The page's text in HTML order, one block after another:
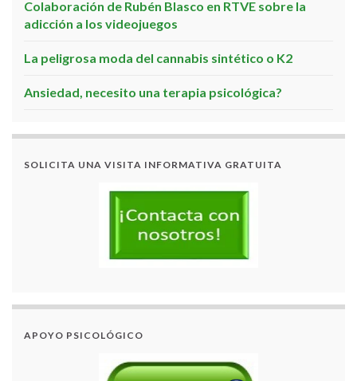
Colaboración de Rubén Blasco en RTVE sobre la
adicción a los videojuegos
La peligrosa moda del cannabis sintético o K2
Ansiedad, necesito una terapia psicológica?
SOLICITA UNA VISITA INFORMATIVA GRATUITA
APOYO PSICOLÓGICO